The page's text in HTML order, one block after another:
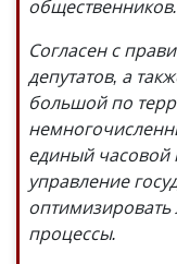
общественников.
Согласен с
депутатов, а
большой по
единый часовой
управление
оптимизировать
процессы.